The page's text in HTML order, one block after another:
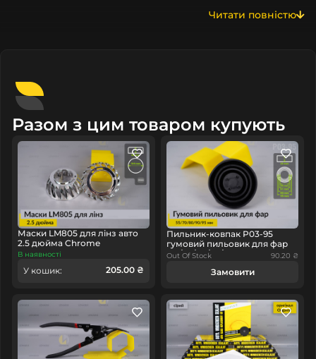
Стан
Бренд
Читати повністю
Разом з цим товаром купують
Маски LM805 для лінз авто
2.5 дюйма Chrome
В наявності
У кошик: 205.00 ₴
Пильник-ковпак P03-95
гумовий пильовик для фар
(55/70/80/90/95 мм)
Out Of Stock 90.20 ₴
Замовити